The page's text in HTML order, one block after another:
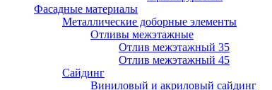
Фасадные материалы
Металлические доборные элементы
Отливы межэтажные
Отлив межэтажный 35
Отлив межэтажный 45
Сайдинг
Виниловый и акриловый сайдинг